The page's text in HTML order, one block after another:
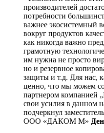
производителей
потребности
важнее экосистемный
вокруг продуктов
как никогда важно
грамотную
им нужна не просто
но и резервное
защиты и т.д. Для нас,
ценно, что мы можем
партнером компанией
свои усилия в данном
подчеркнул
ООО «ДАКОМ М»